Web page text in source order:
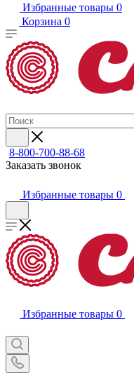
Избранные товары 0
Корзина 0
8-800-700-88-68
Заказать звонок
Избранные товары 0
Избранные товары 0